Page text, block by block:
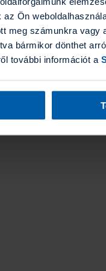
az Ön
meg számunkra vagy
bármikor dönthet
további információt a
az elmúlt évek